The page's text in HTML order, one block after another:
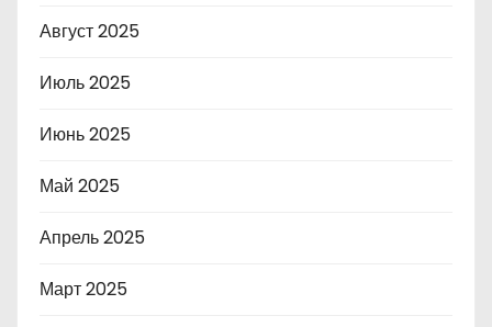
Август 2025
Июль 2025
Июнь 2025
Май 2025
Апрель 2025
Март 2025